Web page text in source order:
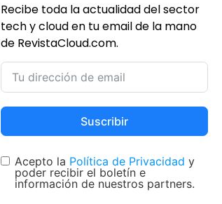
Recibe toda la actualidad del sector
tech y cloud en tu email de la mano
de RevistaCloud.com.
Suscribir
Acepto la Política de Privacidad y
poder recibir el boletín e
información de nuestros partners.